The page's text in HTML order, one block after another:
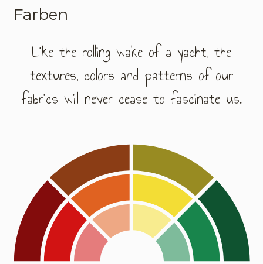
Farben
Like the rolling wake of a yacht, the
textures, colors and patterns of our
fabrics will never cease to fascinate us.